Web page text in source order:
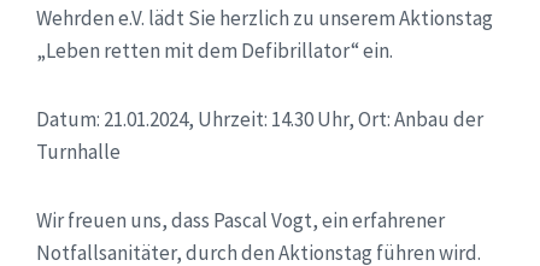
Wehrden e.V. lädt Sie herzlich zu unserem Aktionstag
„Leben retten mit dem Defibrillator“ ein.
Datum: 21.01.2024, Uhrzeit: 14.30 Uhr, Ort: Anbau der
Turnhalle
Wir freuen uns, dass Pascal Vogt, ein erfahrener
Notfallsanitäter, durch den Aktionstag führen wird.